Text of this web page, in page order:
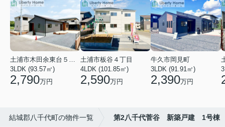
土浦市木田余東台５丁目
3LDK (93.57㎡)
2,790万円
土浦市板谷４丁目
4LDK (101.85㎡)
2,590万円
牛久市岡見町
3LDK (91.91㎡)
2,390万円
結城郡八千代町の物件一覧 第2八千代菅谷 新築戸建 1号棟